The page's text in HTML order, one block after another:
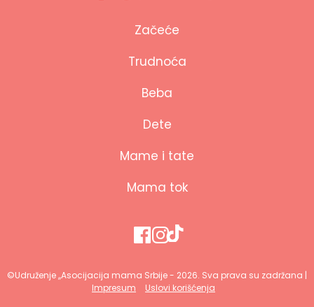
Začeće
Trudnoća
Beba
Dete
Mame i tate
Mama tok
©Udruženje ,,Asocijacija mama Srbije - 2026. Sva prava su zadržana |
Impresum
Uslovi korišćenja